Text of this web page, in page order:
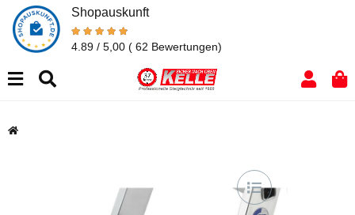
Shopauskunft
4.89 / 5,00 ( 62 Bewertungen)